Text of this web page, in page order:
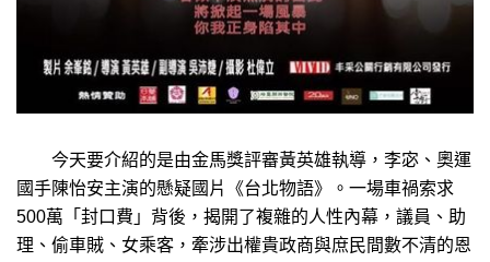
今天要介紹的是由金馬獎評審黃英雄執導，李宓、奧運
國手陳怡安主演的懸疑國片《台北物語》。一場車禍索求
500萬「封口費」背後，揭開了複雜的人性內幕，議員、助
理、偷車賊、女乘客，牽涉出權貴政商與庶民間數不清的恩